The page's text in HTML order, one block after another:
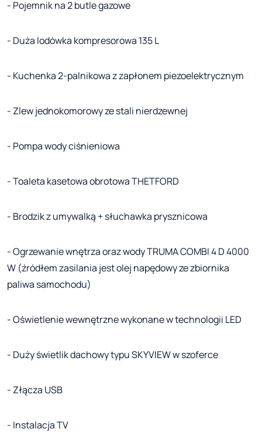
- Pojemnik na 2 butle gazowe
- Duża lodówka kompresorowa 135 L
- Kuchenka 2-palnikowa z zapłonem piezoelektrycznym
- Zlew jednokomorowy ze stali nierdzewnej
- Pompa wody ciśnieniowa
- Toaleta kasetowa obrotowa THETFORD
- Brodzik z umywalką + słuchawka prysznicowa
- Ogrzewanie wnętrza oraz wody TRUMA COMBI 4 D 4000
W (źródłem zasilania jest olej napędowy ze zbiornika
paliwa samochodu)
- Oświetlenie wewnętrzne wykonane w technologii LED
- Duży świetlik dachowy typu SKYVIEW w szoferce
- Złącza USB
- Instalacja TV